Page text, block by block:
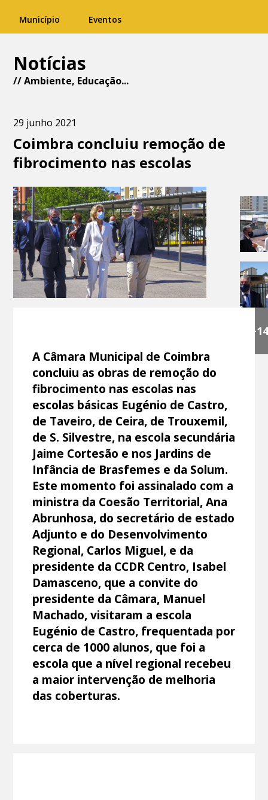
Município Eventos
Notícias
//Ambiente, Educação...
29 junho 2021
Coimbra concluiu remoção de
fibrocimento nas escolas
+14
A Câmara Municipal de Coimbra
concluiu as obras de remoção do
fibrocimento nas escolas nas
escolas básicas Eugénio de Castro,
de Taveiro, de Ceira, de Trouxemil,
de S. Silvestre, na escola secundária
Jaime Cortesão e nos Jardins de
Infância de Brasfemes e da Solum.
Este momento foi assinalado com a
ministra da Coesão Territorial, Ana
Abrunhosa, do secretário de estado
Adjunto e do Desenvolvimento
Regional, Carlos Miguel, e da
presidente da CCDR Centro, Isabel
Damasceno, que a convite do
presidente da Câmara, Manuel
Machado, visitaram a escola
Eugénio de Castro, frequentada por
cerca de 1000 alunos, que foi a
escola que a nível regional recebeu
a maior intervenção de melhoria
das coberturas.